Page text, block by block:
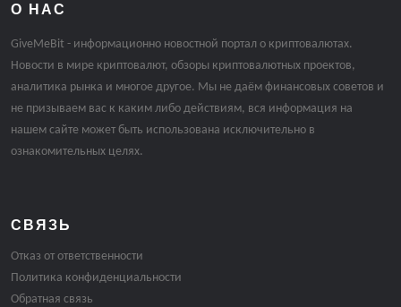
О НАС
GiveMeBit - информационно новостной портал о криптовалютах.
Новости в мире криптовалют, обзоры криптовалютных проектов,
аналитика рынка и многое другое. Мы не даём финансовых советов и
не призываем вас к каким либо действиям, вся информация на
нашем сайте может быть использована исключительно в
ознакомительных целях.
СВЯЗЬ
Отказ от ответственности
Политика конфиденциальности
Обратная связь